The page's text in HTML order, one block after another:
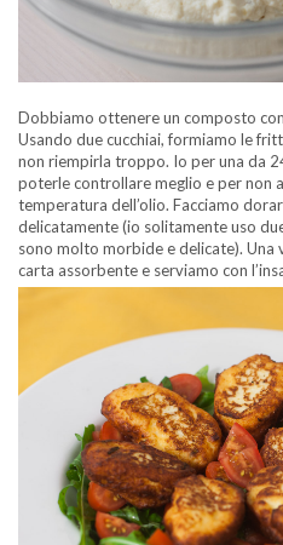
Dobbiamo ottenere un composto
Usando due cucchiai, formiamo le
non riempirla troppo. Io per una da
poterle controllare meglio e per non
temperatura dell’olio. Facciamo
delicatamente (io solitamente uso
sono molto morbide e delicate). Una
carta assorbente e serviamo con